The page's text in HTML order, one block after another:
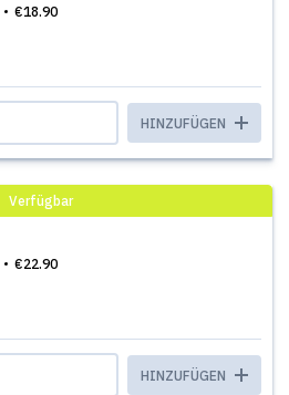
€18.90
HINZUFÜGEN
Verfügbar
€22.90
HINZUFÜGEN